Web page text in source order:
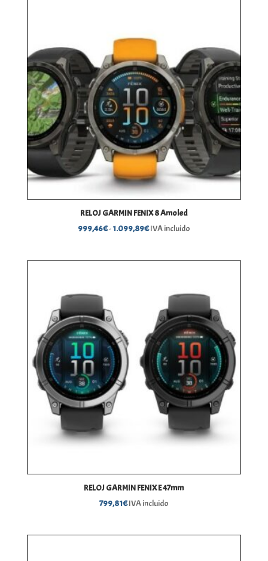
RELOJ GARMIN FENIX 8 Amoled
999,46€-1.099,89€Rango
1.099,89€
IVA incluido
RELOJ GARMIN FENIX E 47mm
799,81€IVA incluido